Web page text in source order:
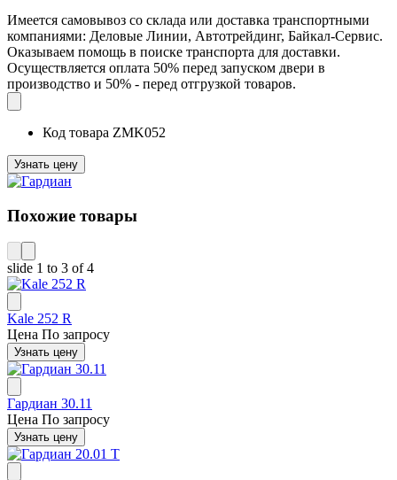
Имеется самовывоз со склада или доставка транспортными
компаниями: Деловые Линии, Автотрейдинг, Байкал-Сервис.
Оказываем помощь в поиске транспорта для доставки.
Осуществляется оплата 50% перед запуском двери в
производство и 50% - перед отгрузкой товаров.
Код товара ZMK052
Узнать цену
Похожие товары
slide 1 to 3 of 4
Kale 252 R
Цена По запросу
Узнать цену
Гардиан 30.11
Цена По запросу
Узнать цену